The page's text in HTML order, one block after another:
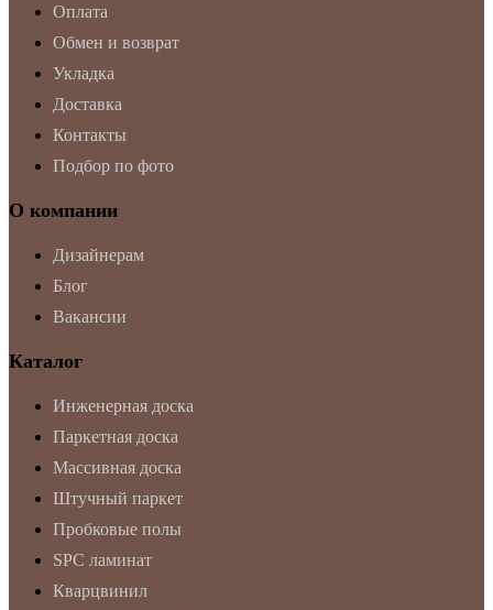
Оплата
Обмен и возврат
Укладка
Доставка
Контакты
Подбор по фото
О компании
Дизайнерам
Блог
Вакансии
Каталог
Инженерная доска
Паркетная доска
Массивная доска
Штучный паркет
Пробковые полы
SPC ламинат
Кварцвинил